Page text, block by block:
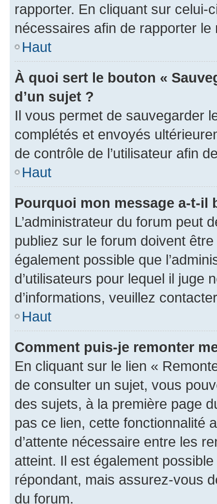
rapporter. En cliquant sur
nécessaires afin de rapporter le
Haut
À quoi sert le bouton «
d’un sujet ?
Il vous permet de sauvegarder
complétés et envoyés
de contrôle de l’utilisateur afin
Haut
Pourquoi mon message a-t-il
L’administrateur du forum peut
publiez sur le forum doivent
également possible que
d’utilisateurs pour lequel il juge
d’informations, veuillez
Haut
Comment puis-je remonter
En cliquant sur le lien «
de consulter un sujet, vous
des sujets, à la première page
pas ce lien, cette fonctionnalité
d’attente nécessaire entre les
atteint. Il est également
répondant, mais assurez-vous
du forum.